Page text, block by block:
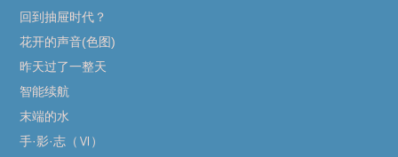
回到抽屉时代？
花开的声音(色图)
昨天过了一整天
智能续航
末端的水
手·影·志（Ⅵ）